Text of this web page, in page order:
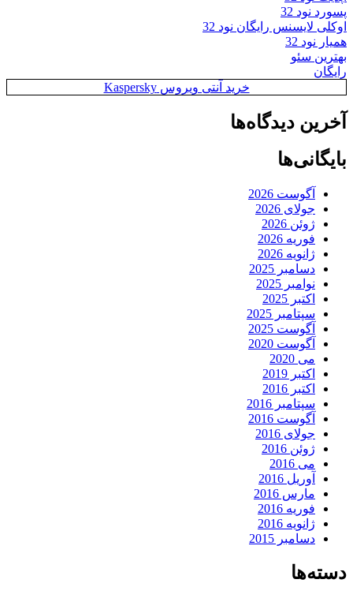
پسورد نود 32
اوکلی لایسنس رایگان نود 32
همیار نود 32
بهترین سئو
رایگان
خرید آنتی ویروس Kaspersky
آخرین دیدگاه‌ها
بایگانی‌ها
آگوست 2026
جولای 2026
ژوئن 2026
فوریه 2026
ژانویه 2026
دسامبر 2025
نوامبر 2025
اکتبر 2025
سپتامبر 2025
آگوست 2025
آگوست 2020
می 2020
اکتبر 2019
اکتبر 2016
سپتامبر 2016
آگوست 2016
جولای 2016
ژوئن 2016
می 2016
آوریل 2016
مارس 2016
فوریه 2016
ژانویه 2016
دسامبر 2015
دسته‌ها